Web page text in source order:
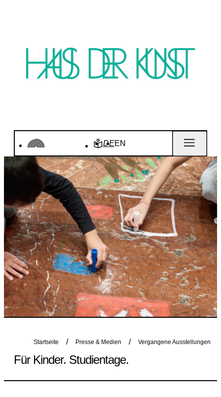
DEEN
Startseite Presse & Medien Vergangene Ausstellungen
Für Kinder. Studientage.